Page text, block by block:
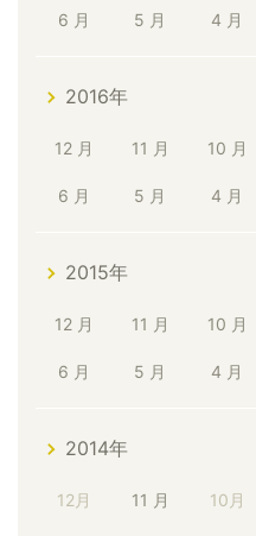
6 月 5 月 4 月
2016年
12 月 11 月 10 月
6 月 5 月 4 月
2015年
12 月 11 月 10 月
6 月 5 月 4 月
2014年
12月 11 月 10月